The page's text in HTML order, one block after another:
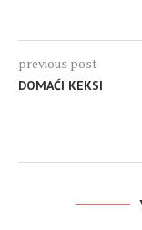
previous post
DOMAĆI KEKSI